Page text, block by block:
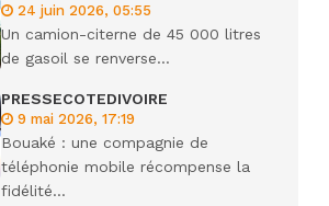
24 juin 2026, 05:55
Un camion-citerne de 45 000 litres
de gasoil se renverse...
PRESSECOTEDIVOIRE
9 mai 2026, 17:19
Bouaké : une compagnie de
téléphonie mobile récompense la
fidélité...